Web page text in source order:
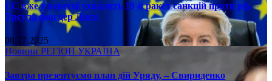
ЄС вже у вересні ухвалить 19-й ракет санкцій проти рф, –
Урсула фон дер Ляєн
08.17.2025
Новини РЕГІОН УКРАЇНА
Завтра презентуємо план дій Уряду, – Свириденко